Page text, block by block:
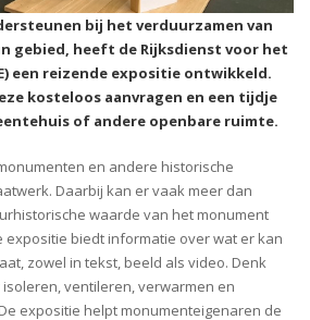
bij het verduurzamen van
gebied, heeft de Rijksdienst voor het
een reizende expositie ontwikkeld.
kosteloos aanvragen en een tijdje
of andere openbare ruimte.
en andere historische
Daarbij kan er vaak meer dan
waarde van het monument
expositie biedt informatie over wat er kan
zowel in tekst, beeld als video. Denk
ventileren, verwarmen en
expositie helpt monumenteigenaren de